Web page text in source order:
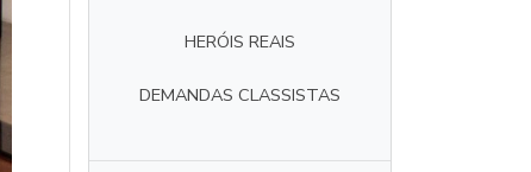
HERÓIS REAIS
DEMANDAS CLASSISTAS